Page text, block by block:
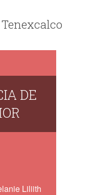
DE
Liliith